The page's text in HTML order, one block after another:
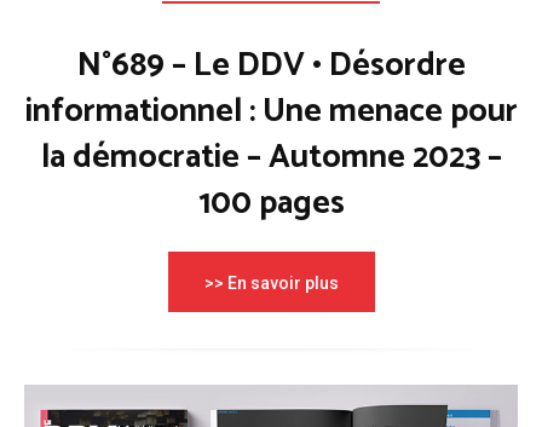
N°689 – Le DDV • Désordre
informationnel : Une menace pour
la démocratie – Automne 2023 –
100 pages
>> En savoir plus